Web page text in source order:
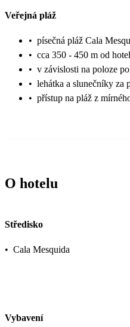
Veřejná pláž
• písečná pláž Cala
• cca 350 - 450 m od
• v závislosti na poloze
• lehátka a slunečníky za
• přístup na pláž z
O hotelu
Středisko
• Cala Mesquida
Vybavení